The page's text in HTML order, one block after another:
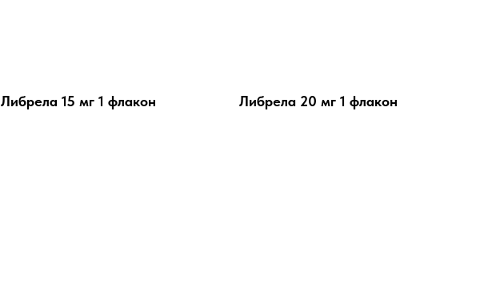
Либрела 15 мг 1 флакон Либрела 20 мг 1 флакон